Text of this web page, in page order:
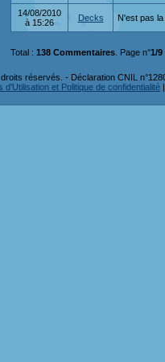
14/08/2010
à 15:26
Decks N'est pas
Total : 138 Commentaires . Page n°1/9
réservés. - Déclaration CNIL
et Politique de confidentialité